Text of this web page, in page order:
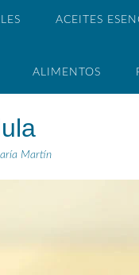
ACEITES
ALIMENTOS
Martín